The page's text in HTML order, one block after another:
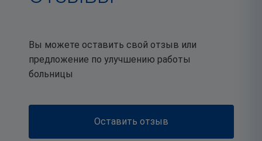
От внешних угроз к
специалисты рассказали
родителям, как защитить
деструктивного поведения.
Вы можете оставить свой отзыв или
предложение по улучшению работы
больницы
Оставить отзыв